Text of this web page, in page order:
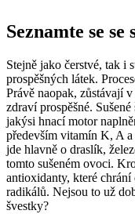
Seznamte se
Stejně jako čerstvé, tak i
prospěšných látek.
Právě naopak, zůstávají
zdraví prospěšné.
jakýsi hnací motor
především vitamín K, A
jde hlavně o draslík,
tomto sušeném ovoci.
antioxidanty, které
radikálů. Nejsou to už
švestky?